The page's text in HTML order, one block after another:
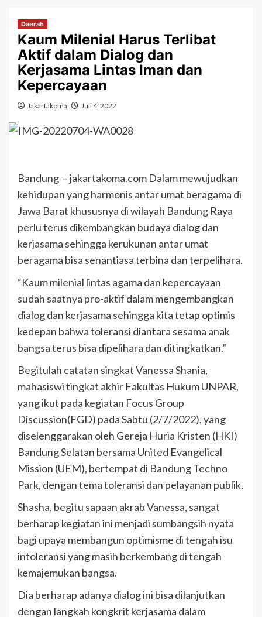
Daerah
Kaum Milenial Harus Terlibat
Aktif dalam Dialog dan
Kerjasama Lintas Iman dan
Kepercayaan
Jakartakoma Juli 4, 2022
Bandung – jakartakoma.com Dalam mewujudkan
kehidupan yang harmonis antar umat beragama di
Jawa Barat khususnya di wilayah Bandung Raya
perlu terus dikembangkan budaya dialog dan
kerjasama sehingga kerukunan antar umat
beragama bisa senantiasa terbina dan terpelihara.
“Kaum milenial lintas agama dan kepercayaan
sudah saatnya pro-aktif dalam mengembangkan
dialog dan kerjasama sehingga kita tetap optimis
kedepan bahwa toleransi diantara sesama anak
bangsa terus bisa dipelihara dan ditingkatkan.”
Begitulah catatan singkat Vanessa Shania,
mahasiswi tingkat akhir Fakultas Hukum UNPAR,
yang ikut pada kegiatan Focus Group
Discussion(FGD) pada Sabtu (2/7/2022), yang
diselenggarakan oleh Gereja Huria Kristen (HKI)
Bandung Selatan bersama United Evangelical
Mission (UEM), bertempat di Bandung Techno
Park, dengan tema toleransi dan pelayanan publik.
Shasha, begitu sapaan akrab Vanessa, sangat
berharap kegiatan ini menjadi sumbangsih nyata
bagi upaya membangun optimisme di tengah isu
intoleransi yang masih berkembang di tengah
kemajemukan bangsa.
Dia berharap adanya dialog ini bisa dilanjutkan
dengan langkah kongkrit kerjasama dalam